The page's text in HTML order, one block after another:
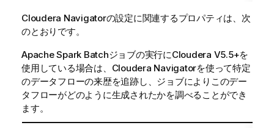
Cloudera Navigatorの設定に関連するプロパティは、次
のとおりです。
Apache Spark Batchジョブの実行にCloudera V5.5+を
使用している場合は、Cloudera Navigatorを使って特定
のデータフローの来歴を追跡し、ジョブによりこのデー
タフローがどのように生成されたかを調べることができ
ます。